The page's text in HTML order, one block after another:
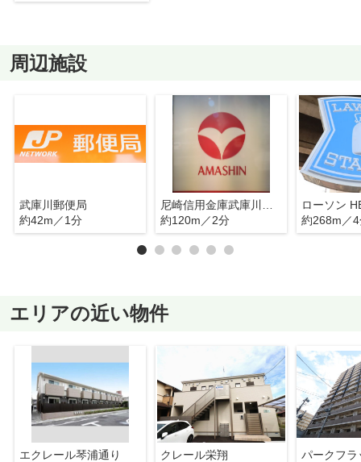
周辺施設
武庫川郵便局
約42m／1分
約120m／2分
約268m／
エリアの近い物件
エクレール琴浦通り
クレール栄翔
パークフラ